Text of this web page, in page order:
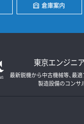
倉庫案内
東京エンジニ
最新鋭機から中古機械等、最
製造設備のコンサ